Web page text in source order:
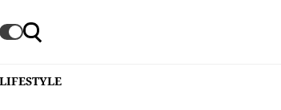
LIFESTYLE